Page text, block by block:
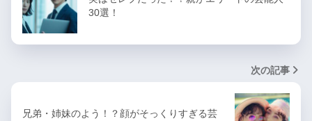
30選！
次の記事
兄弟・姉妹のよう！？顔がそっくりすぎる芸